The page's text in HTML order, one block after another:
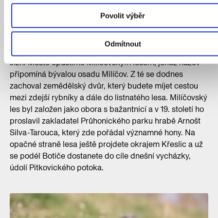
Povolit výběr
Odmítnout
Do údolí Pitkovického potoka za
rozkvetlými konikleci
Jižní Město opustíme Milíčovským lesem, jehož název
připomíná bývalou osadu Milíčov. Z té se dodnes
zachoval zemědělský dvůr, který budete míjet cestou
mezi zdejší rybníky a dále do listnatého lesa. Milíčovský
les byl založen jako obora s bažantnicí a v 19. století ho
proslavil zakladatel Průhonického parku hrabě Arnošt
Silva -Tarouca, který zde pořádal významné hony. Na
opačné straně lesa ještě projdete okrajem Křeslic a už
se podél Botiče dostanete do cíle dnešní vycházky,
údolí Pitkovického potoka.